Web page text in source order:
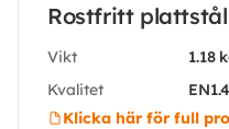
Rostfritt
Vikt
1.18
Kvalitet
Klicka här för full